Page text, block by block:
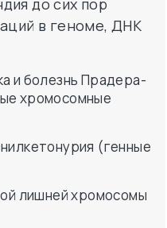
и болезнь Прадера-
хромосомные
(генные
лишней хромосомы